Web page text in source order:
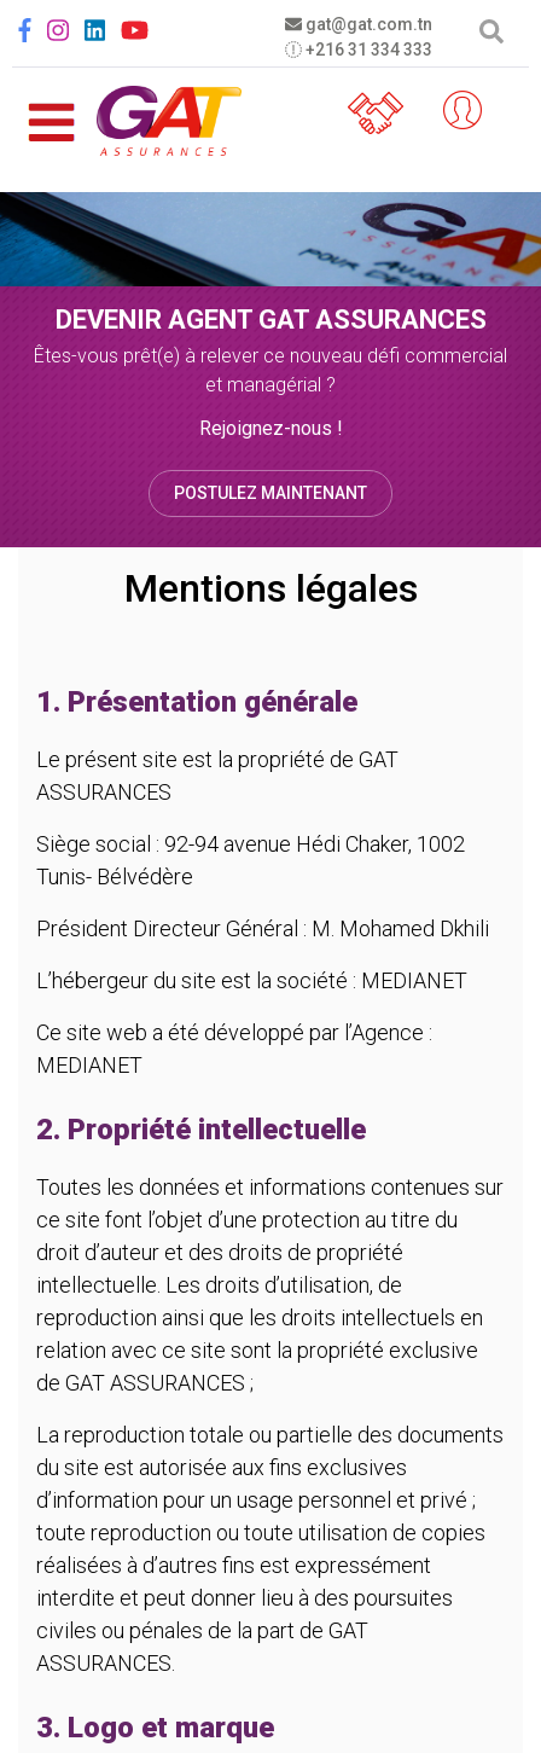
gat@gat.com.tn
+216 31 334 333
Social menu
DEVENIR AGENT GAT ASSURANCES
Êtes-vous prêt(e) à relever ce nouveau défi commercial
et managérial ?
Rejoignez-nous !
POSTULEZ MAINTENANT
Mentions légales
1. Présentation générale
Le présent site est la propriété de GAT
ASSURANCES
Siège social : 92-94 avenue Hédi Chaker, 1002
Tunis- Bélvédère
Président Directeur Général : M. Mohamed Dkhili
L’hébergeur du site est la société : MEDIANET
Ce site web a été développé par l’Agence :
MEDIANET
2. Propriété intellectuelle
Toutes les données et informations contenues sur
ce site font l’objet d’une protection au titre du
droit d’auteur et des droits de propriété
intellectuelle. Les droits d’utilisation, de
reproduction ainsi que les droits intellectuels en
relation avec ce site sont la propriété exclusive
de GAT ASSURANCES ;
La reproduction totale ou partielle des documents
du site est autorisée aux fins exclusives
d’information pour un usage personnel et privé ;
toute reproduction ou toute utilisation de copies
réalisées à d’autres fins est expressément
interdite et peut donner lieu à des poursuites
civiles ou pénales de la part de GAT
ASSURANCES.
3. Logo et marque